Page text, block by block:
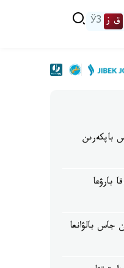
ق ز ЎЗ
باپكەرىن
بارۋعا
جاس بالۋانعا